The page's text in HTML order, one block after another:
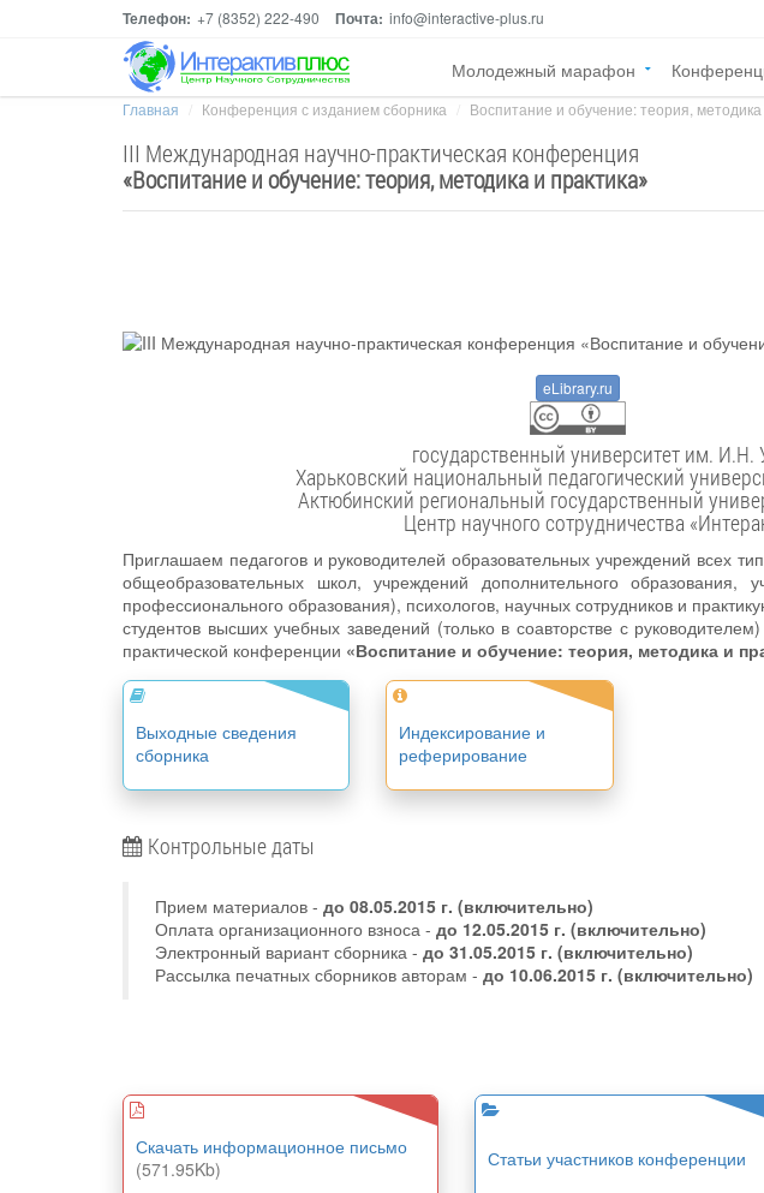
Телефон: +7 (8352) 222-490 Почта: info@interactive-plus.ru
Молодежный марафон
Главная Конференция с изданием сборника Воспитание и обучение: теория, методика
III Международная научно-практическая конференция
«Воспитание и обучение: теория, методика и практика»
eLibrary.ru
государственный университет
Харьковский национальный педагогический
Актюбинский региональный государственный
Центр научного сотрудничества
Приглашаем педагогов и руководителей образовательных учреждений всех
общеобразовательных школ, учреждений дополнительного образования,
профессионального образования), психологов, научных сотрудников и
студентов высших учебных заведений (только в соавторстве с
практической конференции «Воспитание и обучение: теория, методика и
Выходные сведения
сборника
Индексирование и
реферирование
Контрольные даты
Прием материалов - до 08.05.2015 г. (включительно)
Оплата организационного взноса - до 12.05.2015 г. (включительно)
Электронный вариант сборника - до 31.05.2015 г. (включительно)
Рассылка печатных сборников авторам - до 10.06.2015 г. (включительно)
Скачать информационное письмо
(571.95Kb)
Статьи участников конференции